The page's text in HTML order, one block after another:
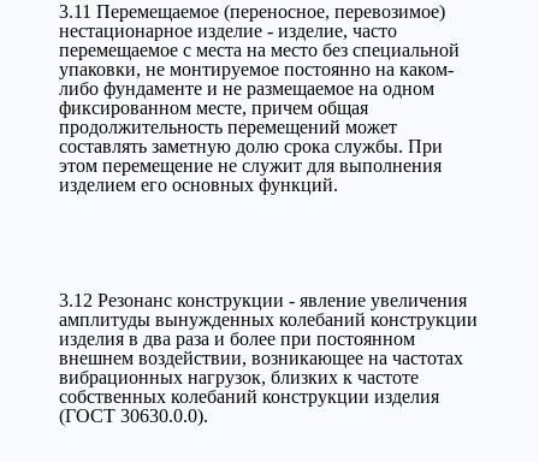
3.11 Перемещаемое (переносное, перевозимое)
нестационарное изделие - изделие, часто
перемещаемое с места на место без специальной
упаковки, не монтируемое постоянно на каком-
либо фундаменте и не размещаемое на одном
фиксированном месте, причем общая
продолжительность перемещений может
составлять заметную долю срока службы. При
этом перемещение не служит для выполнения
изделием его основных функций.
3.12 Резонанс конструкции - явление увеличения
амплитуды вынужденных колебаний конструкции
изделия в два раза и более при постоянном
внешнем воздействии, возникающее на частотах
вибрационных нагрузок, близких к частоте
собственных колебаний конструкции изделия
(ГОСТ 30630.0.0).